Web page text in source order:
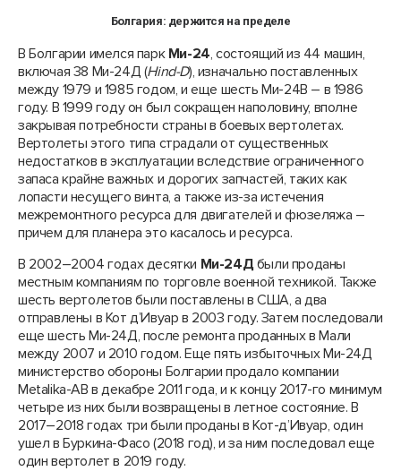
Болгария: держится на пределе
В Болгарии имелся парк Ми-24, состоящий из 44 машин,
включая 38 Ми-24Д (Hind-D), изначально поставленных
между 1979 и 1985 годом, и еще шесть Ми-24В – в 1986
году. В 1999 году он был сокращен наполовину, вполне
закрывая потребности страны в боевых вертолетах.
Вертолеты этого типа страдали от существенных
недостатков в эксплуатации вследствие ограниченного
запаса крайне важных и дорогих запчастей, таких как
лопасти несущего винта, а также из-за истечения
межремонтного ресурса для двигателей и фюзеляжа –
причем для планера это касалось и ресурса.
В 2002–2004 годах десятки Ми-24Д были проданы
местным компаниям по торговле военной техникой. Также
шесть вертолетов были поставлены в США, а два
отправлены в Кот д’Ивуар в 2003 году. Затем последовали
еще шесть Ми-24Д, после ремонта проданных в Мали
между 2007 и 2010 годом. Еще пять избыточных Ми-24Д
министерство обороны Болгарии продало компании
Metalika-AB в декабре 2011 года, и к концу 2017-го минимум
четыре из них были возвращены в летное состояние. В
2017–2018 годах три были проданы в Кот-д’Ивуар, один
ушел в Буркина-Фасо (2018 год), и за ним последовал еще
один вертолет в 2019 году.